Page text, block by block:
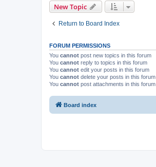
New Topic
Return to Board Index
FORUM PERMISSIONS
You cannot post new topics in this forum
You cannot reply to topics in this forum
You cannot edit your posts in this forum
You cannot delete your posts in this forum
You cannot post attachments in this forum
Board index